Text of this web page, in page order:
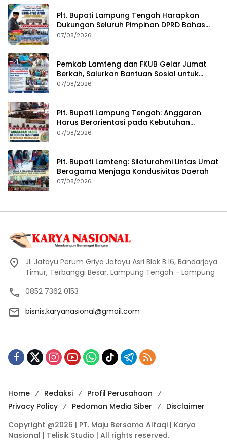
Plt. Bupati Lampung Tengah Harapkan
Dukungan Seluruh Pimpinan DPRD Bahas
RKUA-PPAS APBD Tahun 2027
07/08/2026
Pemkab Lamteng dan FKUB Gelar Jumat
Berkah, Salurkan Bantuan Sosial untuk
Warga
07/08/2026
Plt. Bupati Lampung Tengah: Anggaran
Harus Berorientasi pada Kebutuhan
Masyarakat
07/08/2026
Plt. Bupati Lamteng: Silaturahmi Lintas Umat
Beragama Menjaga Kondusivitas Daerah
07/08/2026
Jl. Jatayu Perum Griya Jatayu Asri Blok B.16, Bandarjaya
Timur, Terbanggi Besar, Lampung Tengah - Lampung
0852 7362 0153
bisnis.karyanasional@gmail.com
Home Redaksi
Profil Perusahaan
Privacy Policy
Pedoman Media Siber
Disclaimer
Copyright @2026 | PT. Maju Bersama Alfaqi | Karya
Nasional | Telisik Studio | All rights reserved.